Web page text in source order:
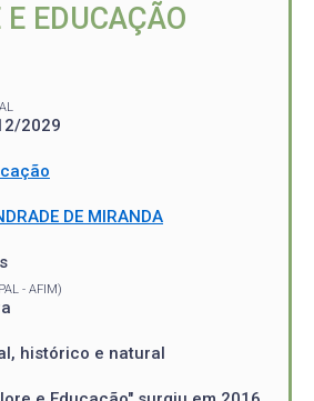
E EDUCAÇÃO
2029
DE MIRANDA
- AFIM)
histórico e natural